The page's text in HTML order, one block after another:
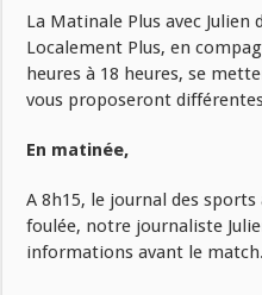
La Matinale Plus avec Julien
Localement Plus, en
heures à 18 heures, se
vous proposeront
En matinée,
A 8h15, le journal des
foulée, notre journaliste
informations avant le match.